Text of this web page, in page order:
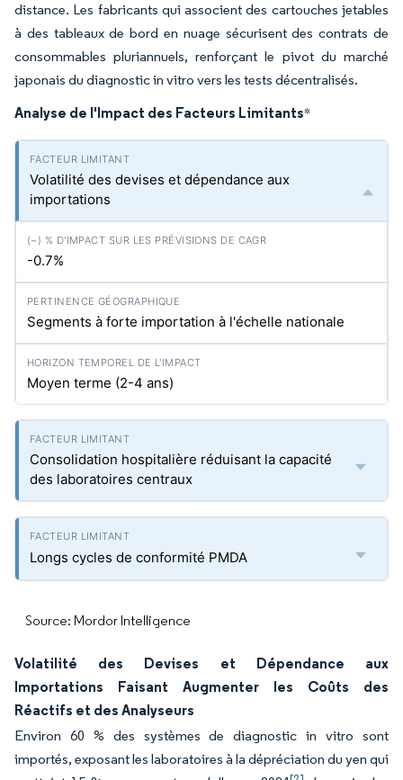
distance. Les fabricants qui associent des cartouches jetables
à des tableaux de bord en nuage sécurisent des contrats de
consommables pluriannuels, renforçant le pivot du marché
japonais du diagnostic in vitro vers les tests décentralisés.
Analyse de l'Impact des Facteurs Limitants*
Volatilité des devises et dépendance aux
importations
-0.7%
Segments à forte importation à l'échelle nationale
Moyen terme (2-4 ans)
Consolidation hospitalière réduisant la capacité
des laboratoires centraux
Longs cycles de conformité PMDA
Source: Mordor Intelligence
Volatilité des Devises et Dépendance aux
Importations Faisant Augmenter les Coûts des
Réactifs et des Analyseurs
Environ 60 % des systèmes de diagnostic in vitro sont
importés, exposant les laboratoires à la dépréciation du yen qui